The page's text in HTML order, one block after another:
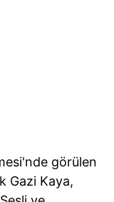
görülen
Gazi Kaya,